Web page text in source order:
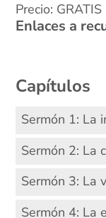
Precio: GRATIS
Enlaces a
Capítulos
Sermón 1: La
Sermón 2: La
Sermón 3: La
Sermón 4: La